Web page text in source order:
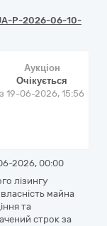
P-2026-06-10-
Аукціон
Очікується
з19-06-2026, 15:56
2026, 00:00
лізингу
майна
та
строк за